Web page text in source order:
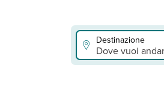
Destinazione
Dove vuoi